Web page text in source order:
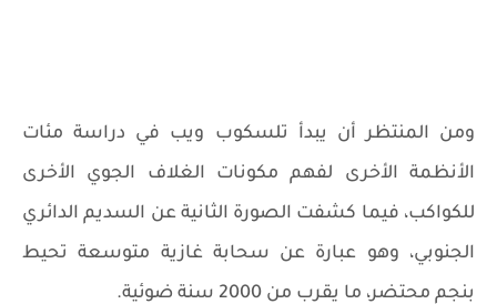
ومن المنتظر أن يبدأ تلسكوب ويب في دراسة مئات
الأنظمة الأخرى لفهم مكونات الغلاف الجوي الأخرى
للكواكب، فيما كشفت الصورة الثانية عن السديم الدائري
الجنوبي، وهو عبارة عن سحابة غازية متوسعة تحيط
بنجم محتضر، ما يقرب من 2000 سنة ضوئية.